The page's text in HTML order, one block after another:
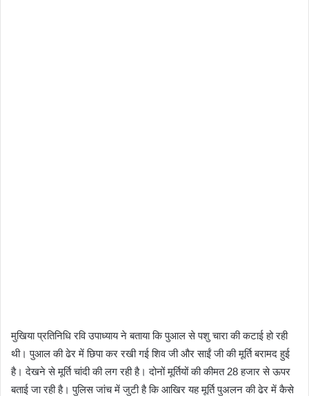
मुखिया प्रतिनिधि रवि उपाध्याय ने बताया कि पुआल से पशु चारा की कटाई हो रही
थी। पुआल की ढेर में छिपा कर रखी गई शिव जी और साईं जी की मूर्ति बरामद हुई
है। देखने से मूर्ति चांदी की लग रही है। दोनों मूर्तियों की कीमत 28 हजार से ऊपर
बताई जा रही है। पुलिस जांच में जुटी है कि आखिर यह मूर्ति पुअलन की ढेर में कैसे